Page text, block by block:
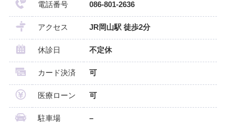
電話番号 086-801-2636
アクセス JR岡山駅 徒歩2分
休診日 不定休
カード決済 可
医療ローン 可
駐車場 –